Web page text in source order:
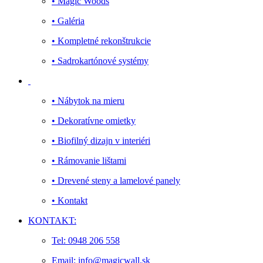
• Galéria
• Kompletné rekonštrukcie
• Sadrokartónové systémy
• Nábytok na mieru
• Dekoratívne omietky
• Biofilný dizajn v interiéri
• Rámovanie lištami
• Drevené steny a lamelové panely
• Kontakt
KONTAKT:
Tel: 0948 206 558
Email: info@magicwall.sk